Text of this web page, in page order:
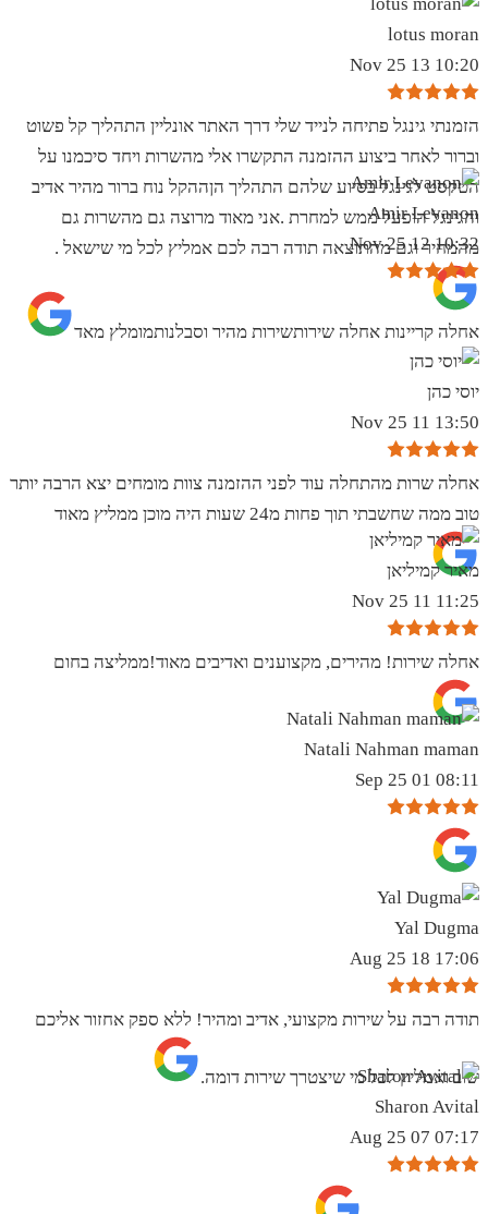
lotus moran
10:20 13 Nov 25
הזמנתי גינגל פתיחה לנייד שלי דרך האתר אונליין התהליך קל פשוט
וברור לאחר ביצוע ההזמנה התקשרו אלי מהשרות ויחד סיכמנו על
הטקסט לגינגל בסיוע שלהם התהליך הןההקל נוח ברור מהיר אדיב
והגינגל הופעל ממש למחרת .אני מאוד מרוצה גם מהשרות גם
מהמחיר וגם מהתוצאה תודה רבה לכם אמליץ לכל מי שישאל .
Amir Levanon
10:32 12 Nov 25
אחלה קריינות אחלה שירותשירות מהיר וסבלנותמומלץ מאד
יוסי כהן
13:50 11 Nov 25
אחלה שרות מהתחלה עוד לפני ההזמנה צוות מומחים יצא הרבה יותר
טוב ממה שחשבתי תוך פחות מ24 שעות היה מוכן ממליץ מאוד
מאיר קמיליאן
11:25 11 Nov 25
אחלה שירות! מהירים, מקצוענים ואדיבים מאוד!ממליצה בחום
Natali Nahman maman
08:11 01 Sep 25
Yal Dugma
17:06 18 Aug 25
תודה רבה על שירות מקצועי, אדיב ומהיר! ללא ספק אחזור אליכם
שוב ואמליץ לכל מי שיצטרך שירות דומה.
Sharon Avital
07:17 07 Aug 25